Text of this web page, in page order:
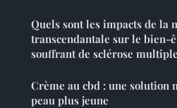
Quels sont les impacts de la
transcendantale sur le bien-
souffrant de sclérose
Crème au cbd : une solution
peau plus jeune